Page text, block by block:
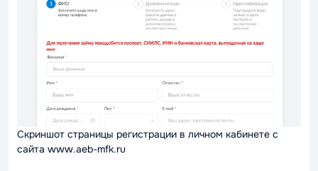
Скриншот страницы регистрации в личном кабинете с
сайта www.aeb-mfk.ru